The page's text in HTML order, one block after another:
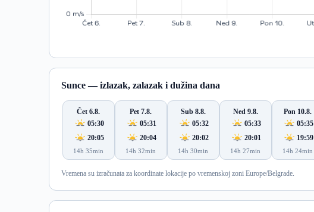
Sunce — izlazak, zalazak i dužina dana
Čet 6.8.
05:30
20:05
14h 35min
Pet 7.8.
05:31
20:04
14h 32min
Sub 8.8.
05:32
20:02
14h 30min
Ned 9.8.
05:33
20:01
14h 27min
Pon 10.8.
05:35
19:59
14h 24min
Vremena su izračunata za koordinate lokacije po vremenskoj zoni Europe/Belgrade.